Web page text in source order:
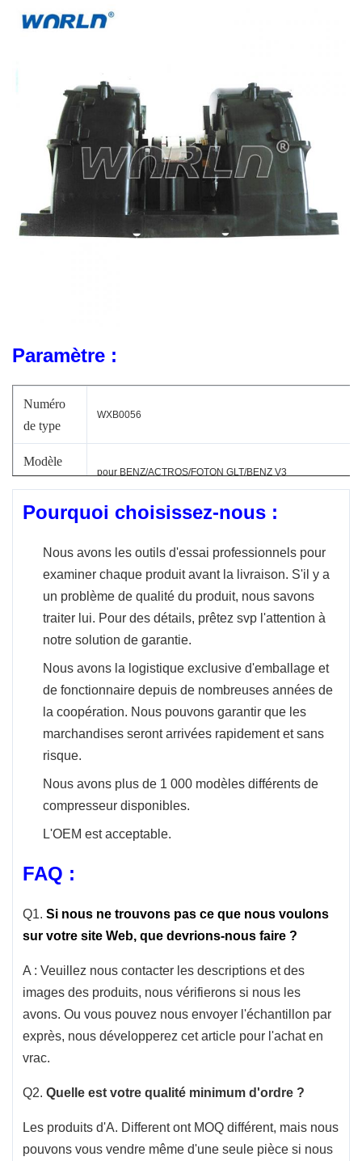
Paramètre :
Numéro
de type
WXB0056
Modèle
pour BENZ/ACTROS/FOTON GLT/BENZ V3
Type Ventilateur de fan automatique à C.A.
Modèle
d'année
OE non. 0018308708/0130063514/8EW009158-071
Note
Si vous avez besoin d'aide pour s'assurer que la
présente partie adaptera votre véhicule. Veuillez
nous envoyer la photo de votre vieux produit.
L'OEM et/ou l'année, font le modèle et la taille
de moteur de votre véhicule de sorte que nous
recommandons également d'employer le
diagramme de compatibilité afin de nous
Pourquoi choisissez-nous :
Nous avons les outils d'essai professionnels pour
examiner chaque produit avant la livraison. S'il y a
un problème de qualité du produit, nous savons
traiter lui. Pour des détails, prêtez svp l'attention à
notre solution de garantie.
Nous avons la logistique exclusive d'emballage et
de fonctionnaire depuis de nombreuses années de
la coopération. Nous pouvons garantir que les
marchandises seront arrivées rapidement et sans
risque.
Nous avons plus de 1 000 modèles différents de
compresseur disponibles.
L'OEM est acceptable.
FAQ :
Q1. Si nous ne trouvons pas ce que nous voulons
sur votre site Web, que devrions-nous faire ?
A : Veuillez nous contacter les descriptions et des
images des produits, nous vérifierons si nous les
avons. Ou vous pouvez nous envoyer l'échantillon par
exprès, nous développerez cet article pour l'achat en
vrac.
Q2. Quelle est votre qualité minimum d'ordre ?
Les produits d'A. Different ont MOQ différent, mais nous
pouvons vous vendre même d'une seule pièce si nous